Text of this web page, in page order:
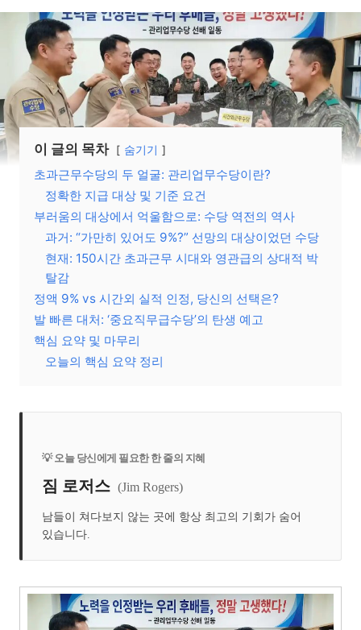
이 글의 목차 숨기기
초과근무수당의 두 얼굴: 관리업무수당이란?
정확한 지급 대상 및 기준 요건
부러움의 대상에서 억울함으로: 수당 역전의 역사
과거: “가만히 있어도 9%?” 선망의 대상이었던 수당
현재: 150시간 초과근무 시대와 영관급의 상대적 박
탈감
정액 9% vs 시간외 실적 인정, 당신의 선택은?
발 빠른 대처: ‘중요직무급수당’의 탄생 예고
핵심 요약 및 마무리
오늘의 핵심 요약 정리
💡 오늘 당신에게 필요한 한 줄의 지혜
짐 로저스 (Jim Rogers)
남들이 쳐다보지 않는 곳에 항상 최고의 기회가 숨어
있습니다.